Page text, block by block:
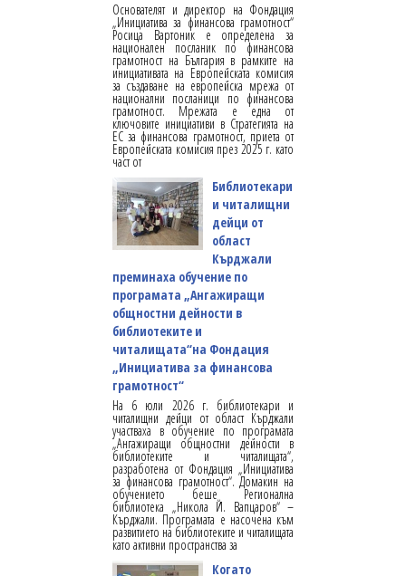
Основателят и директор на Фондация
„Инициатива за финансова грамотност“
Росица Вартоник е определена за
национален посланик по финансова
грамотност на България в рамките на
инициативата на Европейската комисия
за създаване на европейска мрежа от
национални посланици по финансова
грамотност. Мрежата е една от
ключовите инициативи в Стратегията на
ЕС за финансова грамотност, приета от
Европейската комисия през 2025 г. като
част от
Библиотекари
и читалищни
дейци от
област
Кърджали
преминаха обучение по
програмата „Ангажиращи
общностни дейности в
библиотеките и
читалищата“на Фондация
„Инициатива за финансова
грамотност“
На 6 юли 2026 г. библиотекари и
читалищни дейци от област Кърджали
участваха в обучение по програмата
„Ангажиращи общностни дейности в
библиотеките и читалищата“,
разработена от Фондация „Инициатива
за финансова грамотност“. Домакин на
обучението беше Регионална
библиотека „Никола Й. Вапцаров“ –
Кърджали. Програмата е насочена към
развитието на библиотеките и читалищата
като активни пространства за
Когато